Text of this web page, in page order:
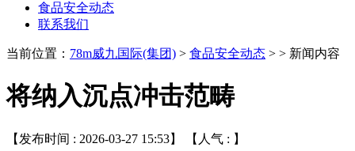
食品安全动态
联系我们
当前位置： 78m威九国际(集团) > 食品安全动态 > > 新闻内容
将纳入沉点冲击范畴
【发布时间 : 2026-03-27 15:53】 【人气 : 】